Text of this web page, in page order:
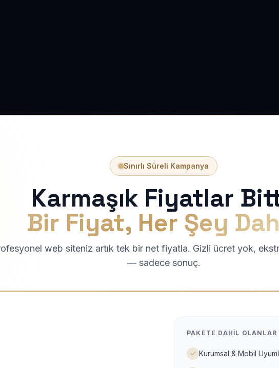
Sınırlı Süreli Kampanya
Karmaşık Fiyatlar
Bir Fiyat, Her Şey
web siteniz artık tek bir net fiyatla. Gizli ücret yok,
— sadece sonuç.
PAKETE DAHIL OLANLAR
Kurumsal & Mobil